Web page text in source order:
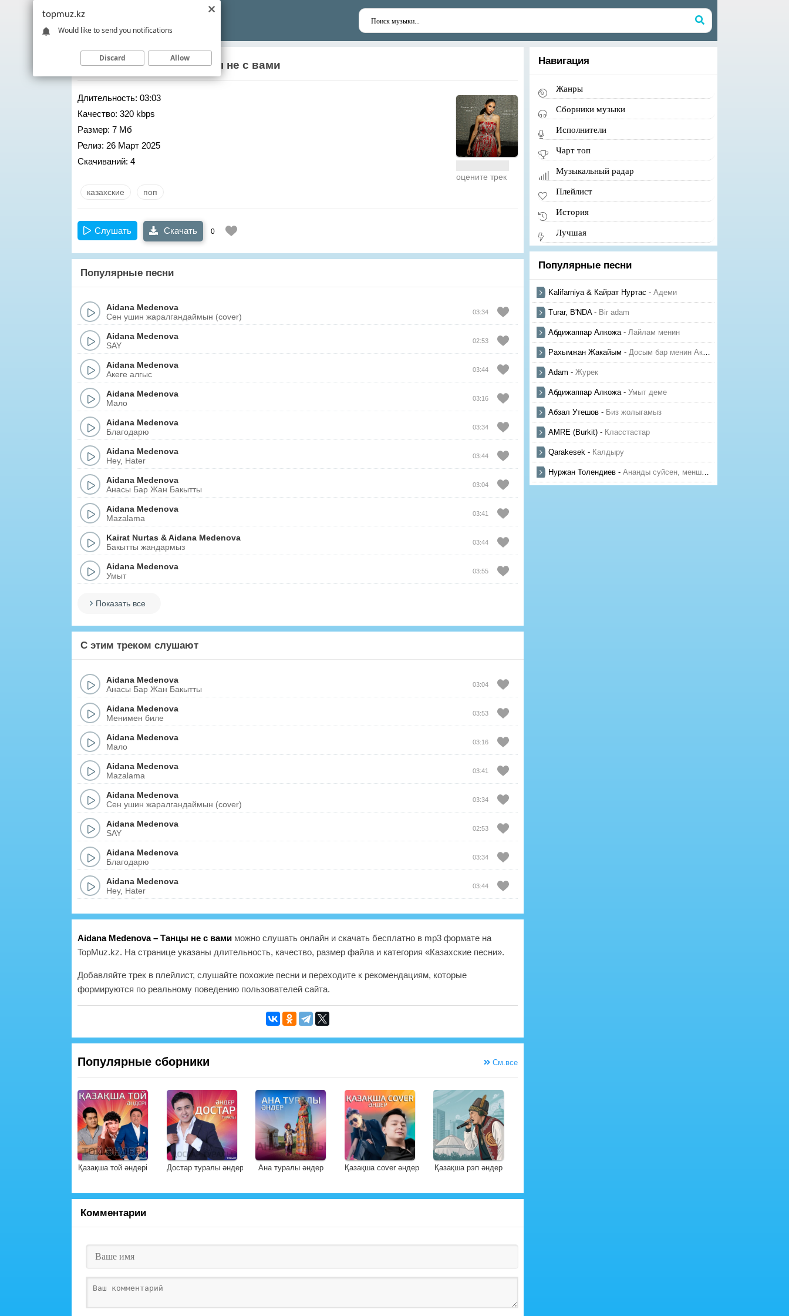
Aidana Medenova– Танцы не с вами
Длительность: 03:03
Качество: 320 kbps
Размер: 7 Мб
Релиз: 26 Март 2025
Скачиваний: 4
оцените трек
казахские поп
Слушать Скачать 0
Популярные песни
Aidana Medenova
Сен ушин жаралгандаймын (cover)
03:34
Aidana Medenova
SAY
02:53
Aidana Medenova
Акеге алгыс
03:44
Aidana Medenova
Мало
03:16
Aidana Medenova
Благодарю
03:34
Aidana Medenova
Hey, Hater
03:44
Aidana Medenova
Анасы Бар Жан Бакытты
03:04
Aidana Medenova
Mazalama
03:41
Kairat Nurtas &Aidana Medenova
Бакытты жандармыз
03:44
Aidana Medenova
Умыт
03:55
Показать все
С этим треком слушают
Aidana Medenova
Анасы Бар Жан Бакытты
03:04
Aidana Medenova
Менимен биле
03:53
Aidana Medenova
Мало
03:16
Aidana Medenova
Mazalama
03:41
Aidana Medenova
Сен ушин жаралгандаймын (cover)
03:34
Aidana Medenova
SAY
02:53
Aidana Medenova
Благодарю
03:34
Aidana Medenova
Hey, Hater
03:44
Aidana Medenova – Танцы не с вами можно слушать онлайн и скачать бесплатно в mp3 формате на
TopMuz.kz. На странице указаны длительность, качество, размер файла и категория «Казахские песни».
Добавляйте трек в плейлист, слушайте похожие песни и переходите к рекомендациям, которые
формируются по реальному поведению пользователей сайта.
Популярные сборники См.все
Қазақша той әндері Достар туралы әндер Ана туралы әндер Қазақша cover әндер Қазақша рэп әндер
Комментарии
Навигация
Жанры
Сборники музыки
Исполнители
Чарт топ
Музыкальный радар
Плейлист
История
Лучшая
Популярные песни
Kalifarniya & Кайрат Нуртас - Адеми
Turar, B'NDA- Bir adam
Абдижаппар Алкожа- Лайлам менин
Рахымжан Жакайым - Досым бар менин Актауда
Adam - Журек
Абдижаппар Алкожа- Умыт деме
Абзал Утешов - Биз жолыгамыз
AMRE (Burkit) - Класстастар
Qarakesek - Калдыру
Нуржан Толендиев - Ананды суйсен, менше суй
topmuz.kz
Would like to send you notifications
Discard Allow